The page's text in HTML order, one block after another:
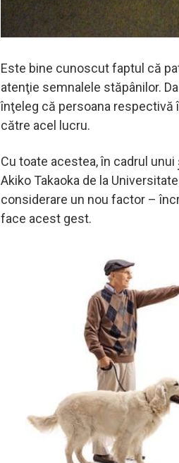
Este bine cunoscut faptul că
atenţie semnalele stăpânilor.
înţeleg că persoana respectivă
către acel lucru.
Cu toate acestea, în cadrul unui
Akiko Takaoka de la
considerare un nou factor –
face acest gest.